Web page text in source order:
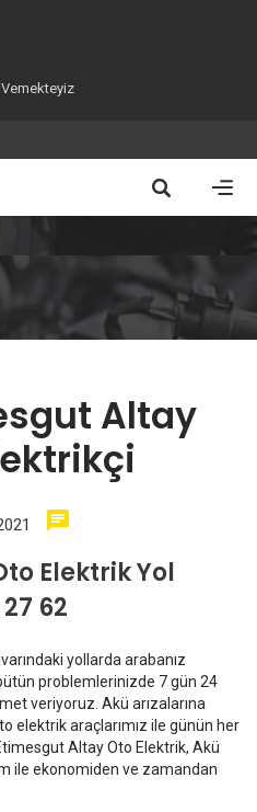
Altay
Elektrik Yol
62
yollarda arabanız
problemlerinizde 7 gün 24
veriyoruz. Akü arızalarına
elektrik araçlarımız ile günün her
Altay Oto Elektrik, Akü
ile ekonomiden ve zamandan